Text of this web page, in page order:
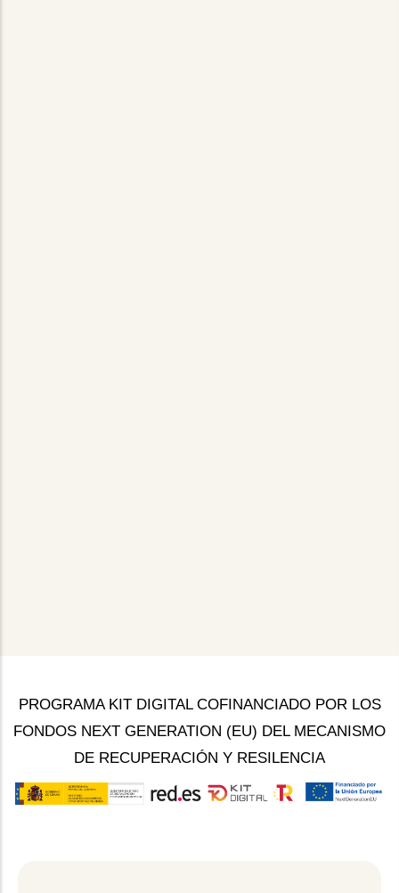
PROGRAMA KIT DIGITAL COFINANCIADO POR LOS
FONDOS NEXT GENERATION (EU) DEL MECANISMO
DE RECUPERACIÓN Y RESILENCIA